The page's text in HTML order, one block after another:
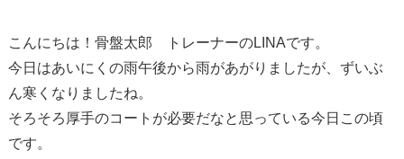
こんにちは！骨盤太郎 トレーナーのLINAです。
今日はあいにくの雨午後から雨があがりましたが、ずいぶ
ん寒くなりましたね。
そろそろ厚手のコートが必要だなと思っている今日この頃
です。